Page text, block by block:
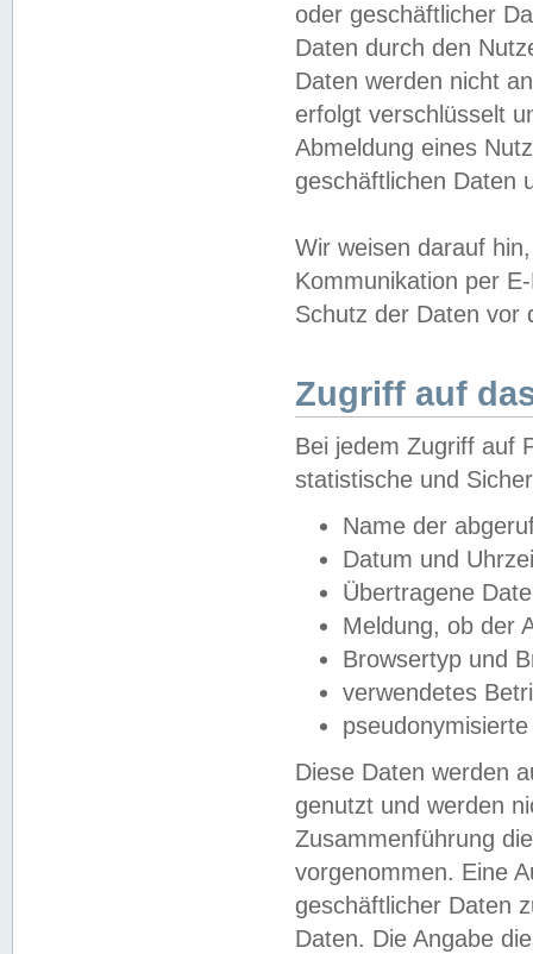
oder geschäftlicher
Daten durch den
Daten werden nicht
erfolgt verschlüsselt
Abmeldung eines
geschäftlichen Daten
Wir weisen darauf
Kommunikation per
Schutz der Daten vor
Zugriff auf
Bei jedem Zugriff auf
statistische und
Name der
Datum und
Übertragene
Meldung, ob der
Browsertyp und
verwendetes
Diese Daten werden
genutzt und werden
Zusammenführung
vorgenommen. Eine
geschäftlicher Daten
Daten. Die Angabe